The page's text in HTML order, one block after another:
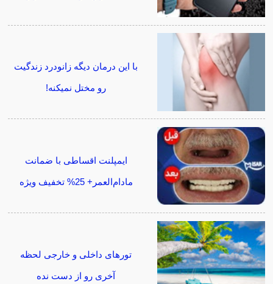
با این درمان دیگه زانودرد زندگیت
رو مختل نمیکنه!
ایمپلنت اقساطی با ضمانت
مادام‌العمر+ 25% تخفیف ویژه
تورهای داخلی و خارجی لحظه
آخری رو از دست نده